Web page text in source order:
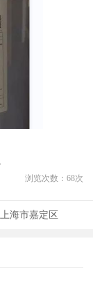
浏览次数： 68次
上海市嘉定区